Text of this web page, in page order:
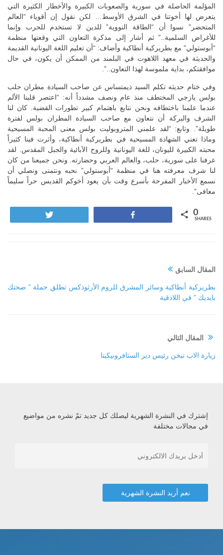
المؤلمة الحاصلة في سورية والصعوبات الكبيرة والأخطار الكثيرة التي
يتعرض لها أخوتنا في الشرق الأوسط… لكن نقول إن أقوياء “العالم
المتحضر” نسوا أن “الطاقة النووية” للدين لا تستخدم للحرب وإنما
للأغراض السلمية..” ثم أشار إلى مذكرة التعاون التي وقعتها منظمة
“أبوستولي” مع بطريركية أنطاكية وأضاف: “أن تعليم اللغة اليونانية القديمة
والحديثة في معهد اللاهوت في البلمند من الممكن أن يكون، في حال
موافقتكم، بداية ملموسة لهذا التعاون..”.
وفي ختام حديثه تكلم السيد ذيمتساس عن صاحب السيادة مطران حلب
بولس يازجي المختطف منذ عام ونصف مشدداً أنه: “اعتصر قلبنا الألم
عندما علمنا باختطافه ونحن نتابع باهتمام كبير تطورات القضية. كان لنا
الشرف والبركة أن نتعاون مع صاحب السيادة المطران بولس لفترة
طويلة”. وتابع: “لقد علمني المتروبوليت بولس معنى المحبة المسيحية
وماذا تعني الشهادة المسيحية في بطريركية أنطاكية، وأثرت فينا كثيراً
محبته الكبيرة لليونان، للغة اليونانية وللروح الآبائية والجبل المقدس. لقد
عرفنا على سورية، حلب، والعالم العربي وحضارته. ونحن جميعنا من كان
لنا شرف معرفته هنا في منظمة “أبوستولي” نحبه ونتمنى ونصلي أن
نسمع الأخبار المفرحة بأسرع وقت بأن يعود أخوكم القديس حراً سليماً
معافى”.
0
SHARES
المقال السابق
بطريركية أنطاكية وسائر المشرق للروم الأرثوذكس تطلق حملة ” صحتك
بايديك ” في اللاذقية
المقال التالي
زيارة الاب تيخن رئيس دير الستافرونيكيتا‏
إشترك في النشرة الشهرية ليصلك كل جديد تمّ نشره من مواضيع
في مجالات مختلفة